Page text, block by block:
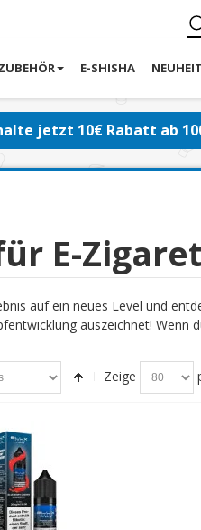
E-SHISHA
jetzt 10€ Rabatt ab
E-
auf ein neues Level und
auszeichnet! Wenn
Zeige